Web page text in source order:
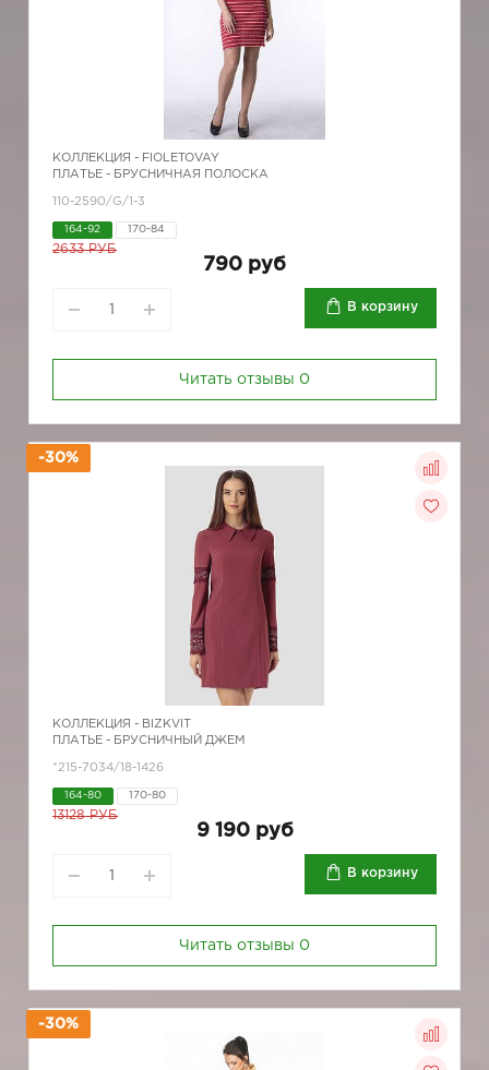
КОЛЛЕКЦИЯ - FIOLETOVAY
ПЛАТЬЕ - БРУСНИЧНАЯ ПОЛОСКА
110-2590/G/1-3
164-92 170-84
2633 РУБ
790 руб
В корзину
Читать отзывы 0
-30%
КОЛЛЕКЦИЯ - BIZKVIT
ПЛАТЬЕ - БРУСНИЧНЫЙ ДЖЕМ
*215-7034/18-1426
164-80 170-80
13128 РУБ
9 190 руб
В корзину
Читать отзывы 0
-30%